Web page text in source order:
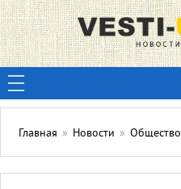
Главная » Новости » Общество